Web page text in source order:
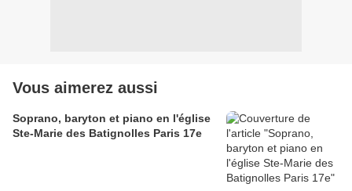
Vous aimerez aussi
Soprano, baryton et piano en l'église
Ste-Marie des Batignolles Paris 17e